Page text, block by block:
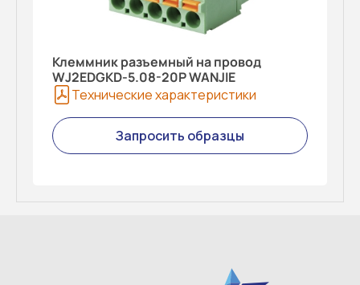
Клеммник разъемный на провод
WJ2EDGKD-5.08-20P WANJIE
Технические характеристики
Запросить образцы